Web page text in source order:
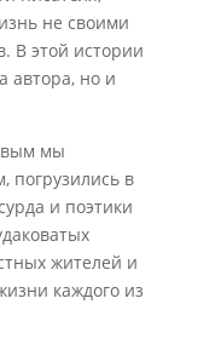
не своими
В этой истории
автора, но и
мы
погрузились в
и поэтики
жителей и
каждого из